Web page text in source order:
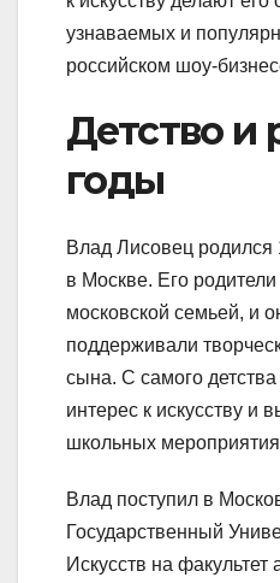
узнаваемых и
российском шоу-
Детство и
годы
Влад Лисовец родился
в Москве. Его
московской семьей, и
поддерживали
сына. С самого
интерес к искусству и
школьных
Влад поступил в
Государственный
Искусств на факультет